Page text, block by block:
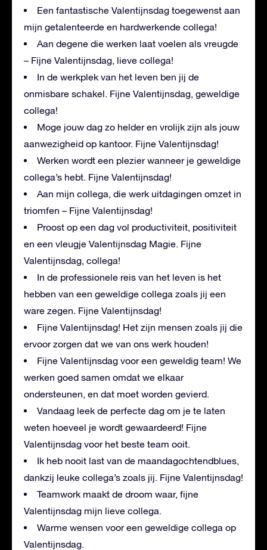
Een fantastische Valentijnsdag toegewenst aan
mijn getalenteerde en hardwerkende collega!
Aan degene die werken laat voelen als vreugde
– Fijne Valentijnsdag, lieve collega!
In de werkplek van het leven ben jij de
onmisbare schakel. Fijne Valentijnsdag, geweldige
collega!
Moge jouw dag zo helder en vrolijk zijn als jouw
aanwezigheid op kantoor. Fijne Valentijnsdag!
Werken wordt een plezier wanneer je geweldige
collega’s hebt. Fijne Valentijnsdag!
Aan mijn collega, die werk uitdagingen omzet in
triomfen – Fijne Valentijnsdag!
Proost op een dag vol productiviteit, positiviteit
en een vleugje Valentijnsdag Magie. Fijne
Valentijnsdag, collega!
In de professionele reis van het leven is het
hebben van een geweldige collega zoals jij een
ware zegen. Fijne Valentijnsdag!
Fijne Valentijnsdag! Het zijn mensen zoals jij die
ervoor zorgen dat we van ons werk houden!
Fijne Valentijnsdag voor een geweldig team! We
werken goed samen omdat we elkaar
ondersteunen, en dat moet worden gevierd.
Vandaag leek de perfecte dag om je te laten
weten hoeveel je wordt gewaardeerd! Fijne
Valentijnsdag voor het beste team ooit.
Ik heb nooit last van de maandagochtendblues,
dankzij leuke collega’s zoals jij. Fijne Valentijnsdag!
Teamwork maakt de droom waar, fijne
Valentijnsdag mijn lieve collega.
Warme wensen voor een geweldige collega op
Valentijnsdag.